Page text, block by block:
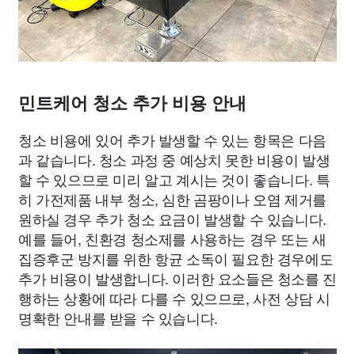
민트케어 청소 추가 비용 안내
청소 비용에 있어 추가 발생할 수 있는 항목은 다음
과 같습니다. 청소 과정 중 예상치 못한 비용이 발생
할 수 있으므로 미리 알고 계시는 것이 좋습니다. 특
히 가전제품 내부 청소, 심한 곰팡이나 오염 제거를
원하실 경우 추가 청소 요금이 발생할 수 있습니다.
예를 들어, 친환경 청소제를 사용하는 경우 또는 새
집증후군 방지를 위한 항균 소독이 필요한 경우에도
추가 비용이 발생합니다. 이러한 요소들은 청소를 진
행하는 상황에 따라 다를 수 있으므로, 사전 상담 시
명확한 안내를 받을 수 있습니다.